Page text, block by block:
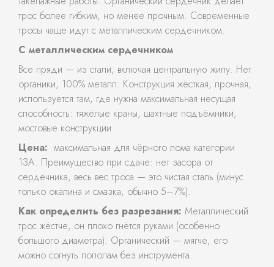
трос более гибким, но менее прочным. Современные
тросы чаще идут с металлическим сердечником.
С металлическим сердечником
Все пряди — из стали, включая центральную жилу. Нет
органики, 100% металл. Конструкция жёсткая, прочная,
используется там, где нужна максимальная несущая
способность: тяжёлые краны, шахтные подъёмники,
мостовые конструкции.
Цена: максимальная для чёрного лома категории
13А. Преимущество при сдаче: нет засора от
сердечника, весь вес троса — это чистая сталь (минус
только окалина и смазка, обычно 5–7%).
Как определить без разрезания: Металлический
трос жёстче, он плохо гнётся руками (особенно
большого диаметра). Органический — мягче, его
можно согнуть пополам без инструмента.